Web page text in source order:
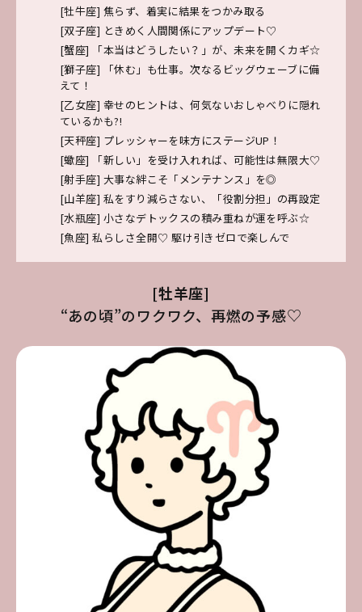
[牡牛座] 焦らず、着実に結果をつかみ取る
[双子座] ときめく人間関係にアップデート♡
[蟹座] 「本当はどうしたい？」が、未来を開くカギ☆
[獅子座] 「休む」も仕事。次なるビッグウェーブに備
えて！
[乙女座] 幸せのヒントは、何気ないおしゃべりに隠れ
ているかも?!
[天秤座] プレッシャーを味方にステージUP！
[蠍座] 「新しい」を受け入れれば、可能性は無限大♡
[射手座] 大事な絆こそ「メンテナンス」を◎
[山羊座] 私をすり減らさない、「役割分担」の再設定
[水瓶座] 小さなデトックスの積み重ねが運を呼ぶ☆
[魚座] 私らしさ全開♡ 駆け引きゼロで楽しんで
[牡羊座]
“あの頃”のワクワク、再燃の予感♡